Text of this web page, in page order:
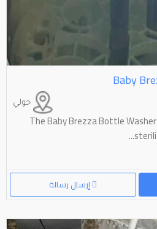
Baby
حولي
The Baby Brezza Bottle
إرسال رسالة